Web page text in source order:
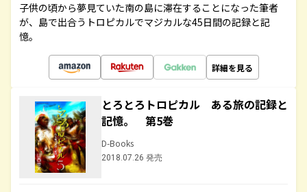
子供の頃から夢見ていた南の島に滞在することになった筆者
が、島で出合うトロピカルでマジカルな45日間の記録と記
憶。
詳細を見る
とろとろトロピカル ある旅の記録と
記憶。 第5巻
D-Books
2018.07.26 発売